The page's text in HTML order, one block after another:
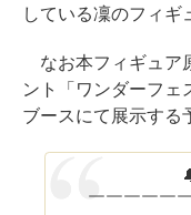
している凜のフィギ
なお本フィギュア
ント「ワンダーフェ
ブースにて展示する
￣￣￣￣￣